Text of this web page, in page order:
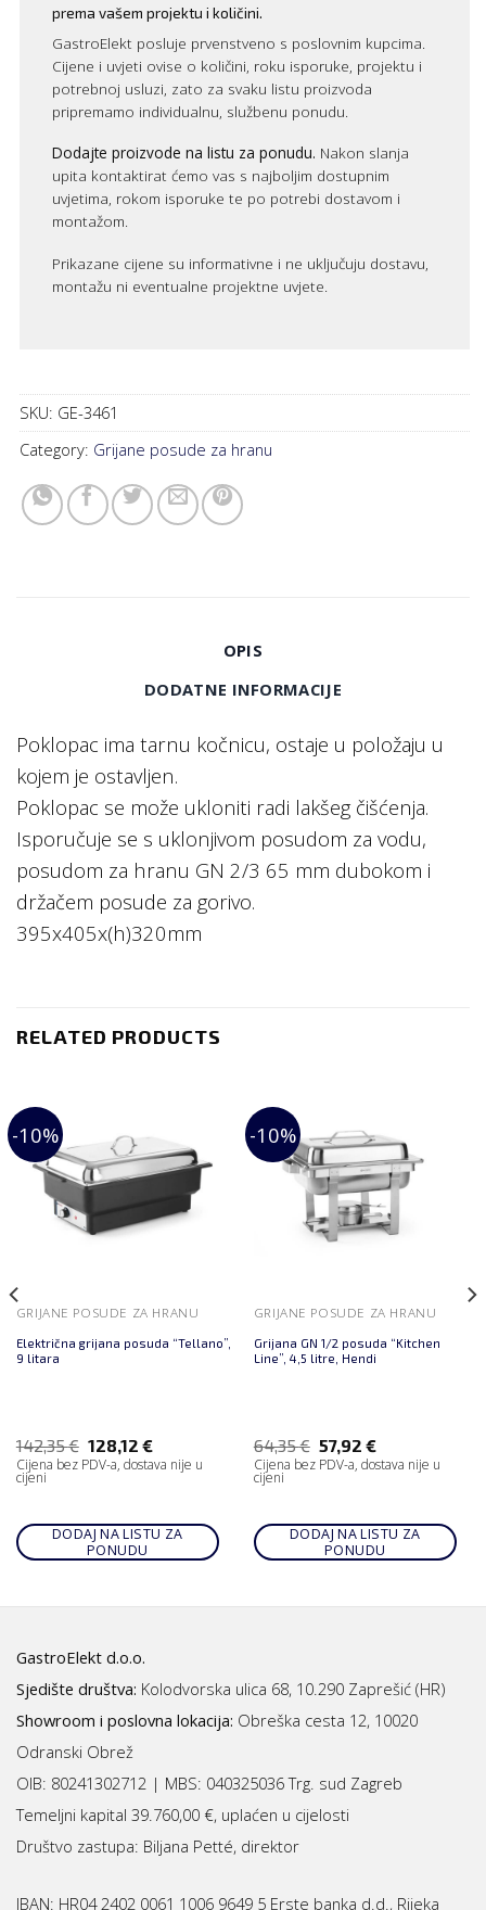
prema vašem projektu i količini.
GastroElekt posluje prvenstveno s poslovnim kupcima.
Cijene i uvjeti ovise o količini, roku isporuke, projektu i
potrebnoj usluzi, zato za svaku listu proizvoda
pripremamo individualnu, službenu ponudu.
Dodajte proizvode na listu za ponudu. Nakon slanja
upita kontaktirat ćemo vas s najboljim dostupnim
uvjetima, rokom isporuke te po potrebi dostavom i
montažom.
Prikazane cijene su informativne i ne uključuju dostavu,
montažu ni eventualne projektne uvjete.
SKU: GE-3461
Category: Grijane posude za hranu
OPIS
DODATNE INFORMACIJE
Poklopac ima tarnu kočnicu, ostaje u položaju u
kojem je ostavljen.
Poklopac se može ukloniti radi lakšeg čišćenja.
Isporučuje se s uklonjivom posudom za vodu,
posudom za hranu GN 2/3 65 mm dubokom i
držačem posude za gorivo.
395x405x(h)320mm
RELATED PRODUCTS
-10%
GRIJANE POSUDE ZA HRANU
Električna grijana posuda “Tellano”,
9 litara
142,35€ 128,12€
Cijena bez PDV-a, dostava nije u
cijeni
DODAJ NA LISTU ZA
PONUDU
-10%
GRIJANE POSUDE ZA HRANU
Grijana GN 1/2 posuda “Kitchen
Line”, 4,5 litre, Hendi
64,35€ 57,92€
Cijena bez PDV-a, dostava nije u
cijeni
DODAJ NA LISTU ZA
PONUDU
GastroElekt d.o.o.
Sjedište društva: Kolodvorska ulica 68, 10.290 Zaprešić (HR)
Showroom i poslovna lokacija: Obreška cesta 12, 10020
Odranski Obrež
OIB: 80241302712 | MBS: 040325036 Trg. sud Zagreb
Temeljni kapital 39.760,00 €, uplaćen u cijelosti
Društvo zastupa: Biljana Petté, direktor
IBAN: HR04 2402 0061 1006 9649 5 Erste banka d.d., Rijeka